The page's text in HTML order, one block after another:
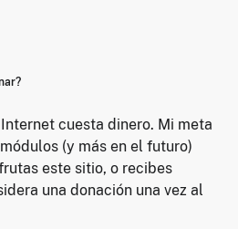
cuesta dinero. Mi meta
(y más en el futuro)
este sitio, o recibes
una donación una vez al